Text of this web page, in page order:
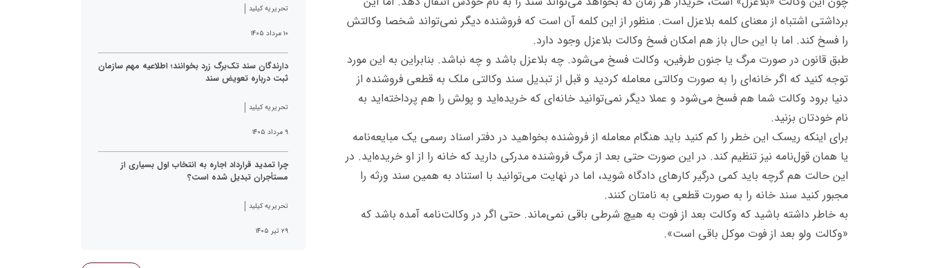
برداشتی اشتباه از معنای کلمه‌ بلاعزل است. منظور از این کلمه آن است که فروشنده دیگر نمی‌تواند شخصا وکالتش
را فسخ کند. اما با این حال باز هم امکان فسخ وکالت بلاعزل وجود دارد.
طبق قانون در صورت مرگ یا جنون طرفین، وکالت فسخ می‌شود. چه بلاعزل باشد و چه نباشد. بنابراین به این مورد
توجه کنید که اگر خانه‌ای را به صورت وکالتی معامله کردید و قبل از تبدیل سند وکالتی ملک به قطعی فروشنده از
دنیا برود وکالت شما هم فسخ می‌شود و عملا دیگر نمی‌توانید خانه‌ای که خریده‌اید و پولش را هم پرداخته‌اید به
نام خودتان بزنید.
برای اینکه ریسک این خطر را کم کنید باید هنگام معامله از فروشنده بخواهید در دفتر اسناد رسمی یک مبایعه‌نامه
یا همان قول‌نامه نیز تنظیم کند. در این صورت حتی بعد از مرگ فروشنده مدرکی دارید که خانه را از او خریده‌اید. در
این حالت هم گرچه باید کمی درگیر کارهای دادگاه شوید، اما در نهایت می‌توانید با استناد به همین سند ورثه را
مجبور کنید سند خانه را به صورت قطعی به نامتان کنند.
به خاطر داشته باشید که وکالت بعد از فوت به هیچ شرطی باقی نمی‌ماند. حتی اگر در وکالت‌نامه آمده باشد که
«وکالت ولو بعد از فوت موکل باقی است».
تحریریه کیلید
۱۰ مرداد ۱۴۰۵
دارندگان سند تک‌برگ زرد بخوانند؛ اطلاعیه مهم سازمان
ثبت درباره تعویض سند
تحریریه کیلید
۹ مرداد ۱۴۰۵
چرا تمدید قرارداد اجاره به انتخاب اول بسیاری از
مستأجران تبدیل شده است؟
تحریریه کیلید
۲۹ تیر ۱۴۰۵